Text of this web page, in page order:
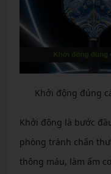
Khởi động đúng
Khởi động là bước
phòng tránh chấn
thông máu, làm ấm